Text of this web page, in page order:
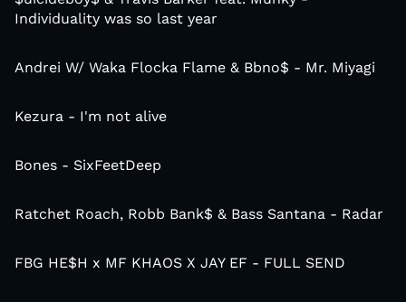
Individuality was so last year
Andrei W/ Waka Flocka Flame & Bbno$ - Mr. Miyagi
Kezura - I'm not alive
Bones - SixFeetDeep
Ratchet Roach, Robb Bank$ & Bass Santana - Radar
FBG HE$H x MF KHAOS X JAY EF - FULL SEND